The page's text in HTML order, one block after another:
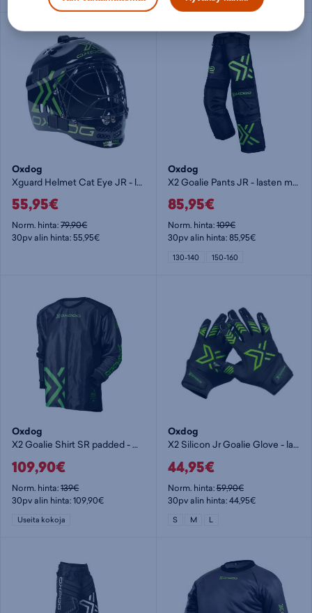
Oxdog
Xguard Helmet Cat Eye JR - lasten maalivahdin maski
55,95€
Norm. hinta:79,90€
30pv alin hinta: 55,95€
Oxdog
X2 Goalie Pants JR - lasten maalivahdin housut
85,95€
Norm. hinta:109€
30pv alin hinta: 85,95€
130-140 150-160
Oxdog
X2 Goalie Shirt SR padded - maalivahdin paita
109,90€
Norm. hinta:139€
30pv alin hinta: 109,90€
Useita kokoja
Oxdog
X2 Silicon Jr Goalie Glove - lasten maalivahdin hanska
44,95€
Norm. hinta:59,90€
30pv alin hinta: 44,95€
S M L